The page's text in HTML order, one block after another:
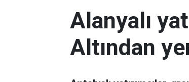
Alanyalı
Altından